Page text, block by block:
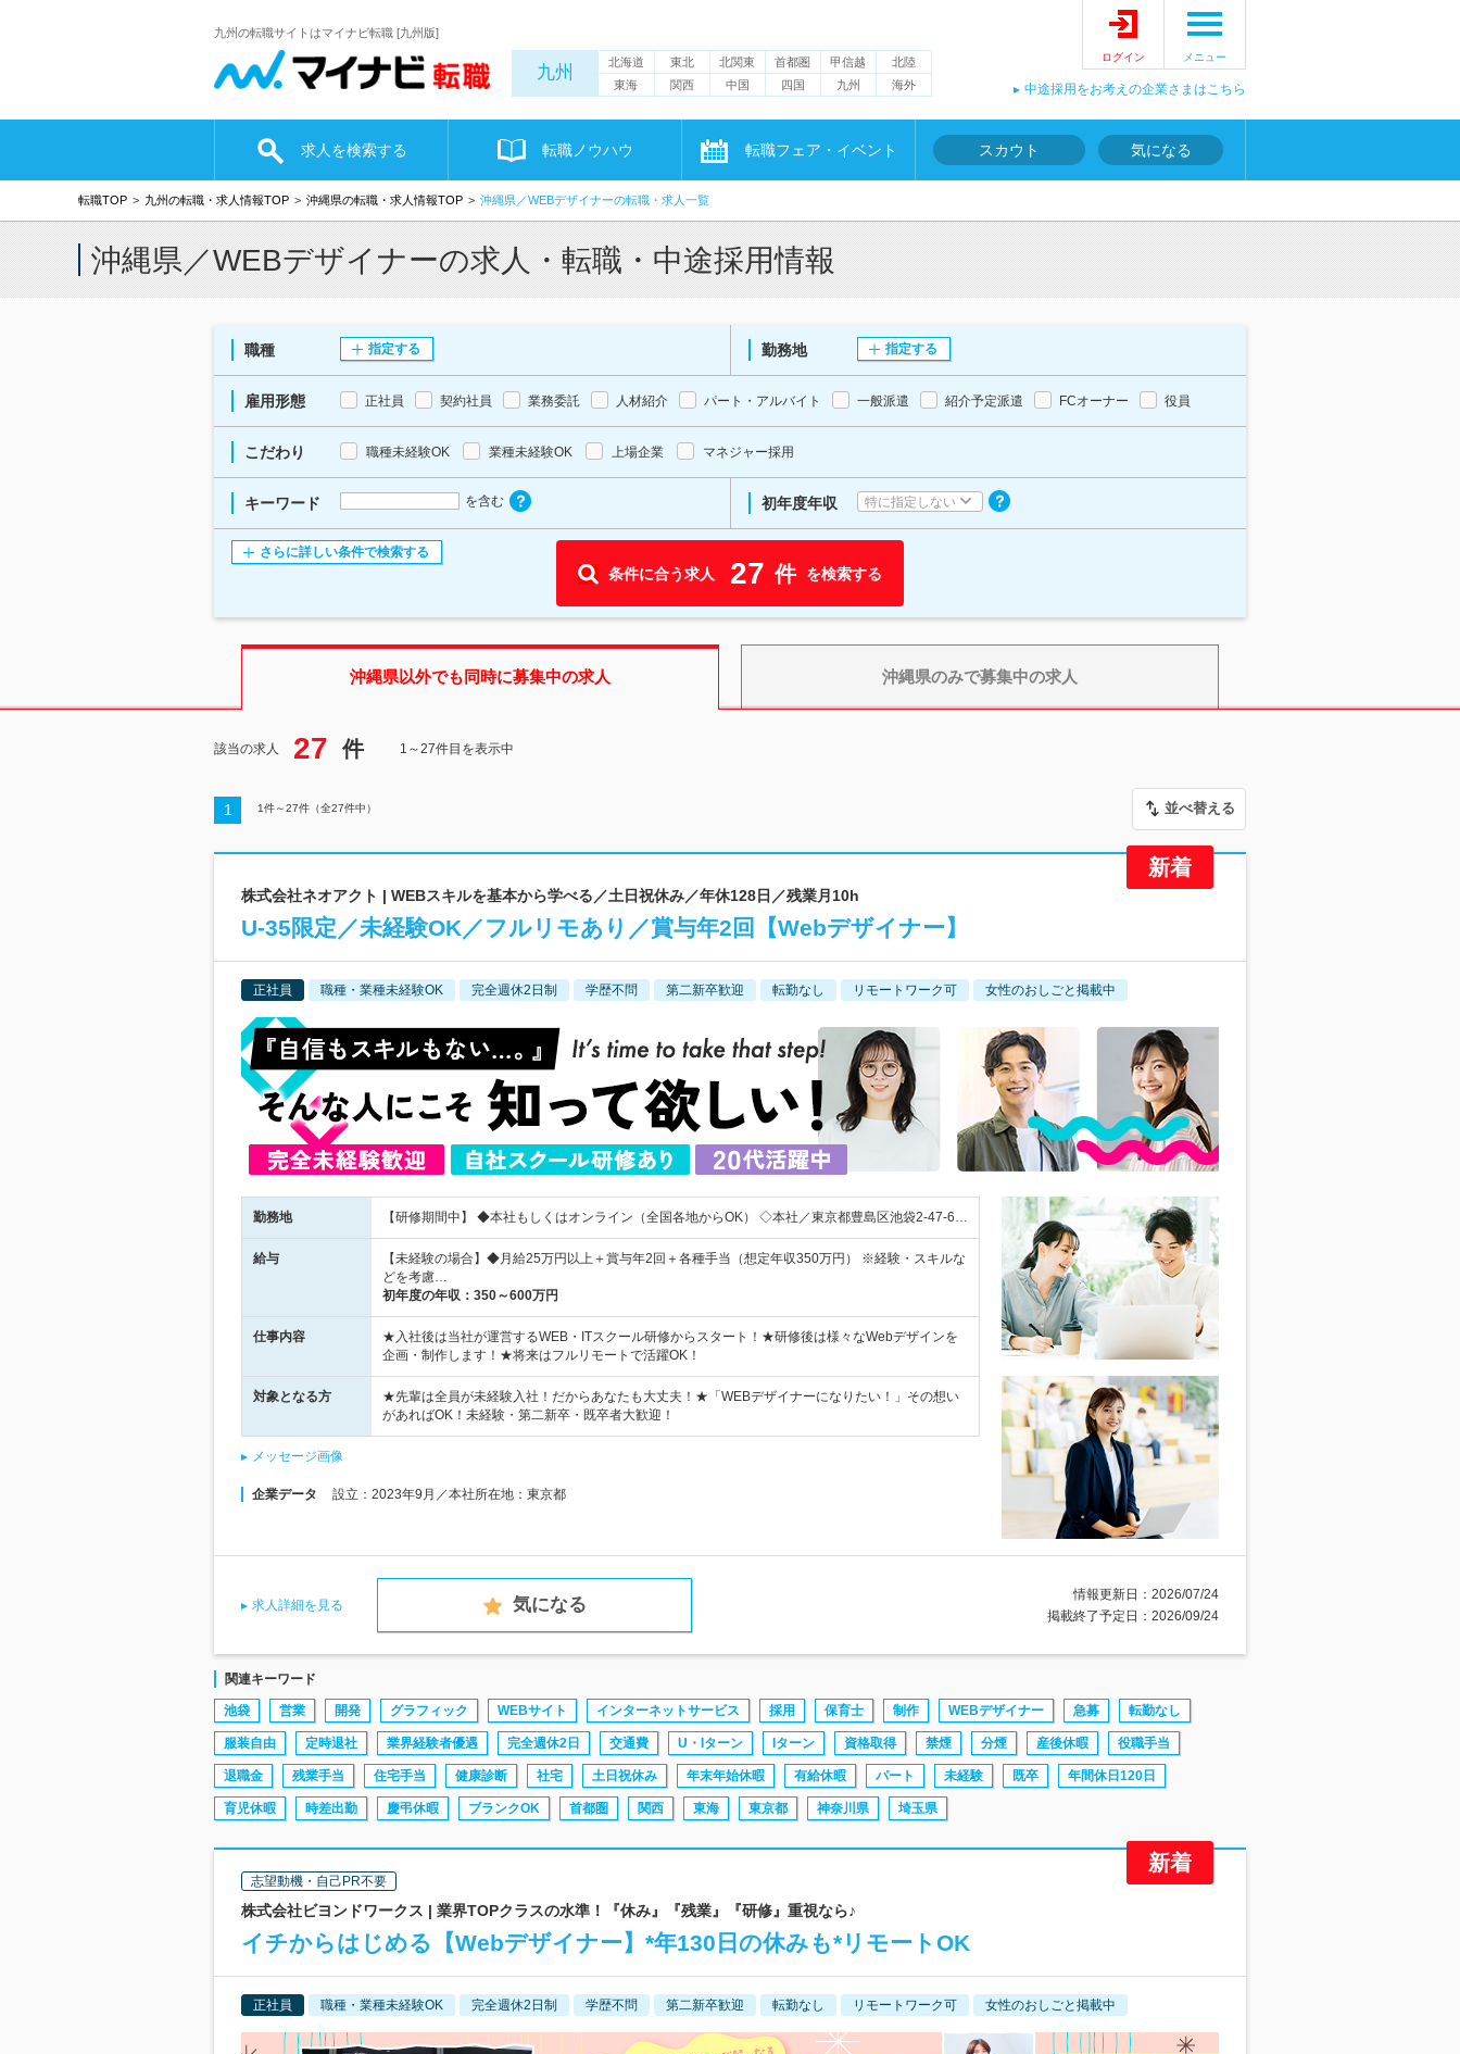
九州の転職サイトはマイナビ転職 [九州版]
九州 北海道 東北 北関東 首都圏 甲信越
北陸
東海
関西 中国 四国 九州 海外
ログイン メニュー
中途採用をお考えの企業さまはこちら
求人を検索する 転職ノウハウ 転職フェア・イベント スカウト 気になる
転職TOP 九州の転職・求人情報TOP 沖縄県の転職・求人情報TOP 沖縄県／WEBデザイナーの転職・求人一覧
沖縄県／WEBデザイナーの求人・転職・中途採用情報
職種 指定する 勤務地 指定する
雇用形態 正社員 契約社員 業務委託 人材紹介 パート・アルバイト 一般派遣 紹介予定派遣 FCオーナー 役員
こだわり 職種未経験OK 業種未経験OK 上場企業 マネジャー採用
キーワード を含む 初年度年収 特に指定しない
さらに詳しい条件で検索する
条件に合う求人 27 件 を検索する
沖縄県以外でも同時に募集中の求人 沖縄県のみで募集中の求人
該当の求人 27 件 1～27件目を表示中
1 1件～27件（全27件中） 並べ替える
株式会社ネオアクト | WEBスキルを基本から学べる／土日祝休み／年休128日／残業月10h
U-35限定／未経験OK／フルリモあり／賞与年2回【Webデザイナー】
正社員 職種・業種未経験OK 完全週休2日制 学歴不問 第二新卒歓迎 転勤なし リモートワーク可 女性のおしごと掲載中
勤務地 【研修期間中】 ◆本社もしくはオンライン（全国各地からOK） ◇本社／東京都豊島区池袋2-47-6…
給与
【未経験の場合】◆月給25万円以上＋賞与年2回＋各種手当（想定年収350万円） ※経験・スキルな
どを考慮…
初年度の年収： 350～600万円
仕事内容
★入社後は当社が運営するWEB・ITスクール研修からスタート！★研修後は様々なWebデザインを
企画・制作します！★将来はフルリモートで活躍OK！
対象となる方
★先輩は全員が未経験入社！だからあなたも大丈夫！★「WEBデザイナーになりたい！」その想い
があればOK！未経験・第二新卒・既卒者大歓迎！
メッセージ画像
企業データ 設立：2023年9月／本社所在地：東京都
求人詳細を見る 気になる
情報更新日：2026/07/24
掲載終了予定日：2026/09/24
関連キーワード
池袋 営業 開発 グラフィック WEBサイト インターネットサービス 採用 保育士 制作 WEBデザイナー 急募 転勤なし
服装自由 定時退社 業界経験者優遇 完全週休2日 交通費 U・Iターン Iターン 資格取得 禁煙 分煙 産後休暇 役職手当
退職金 残業手当 住宅手当 健康診断 社宅 土日祝休み 年末年始休暇 有給休暇 パート 未経験 既卒 年間休日120日
育児休暇 時差出勤 慶弔休暇 ブランクOK 首都圏 関西 東海 東京都 神奈川県 埼玉県
志望動機・自己PR不要
株式会社ビヨンドワークス | 業界TOPクラスの水準！『休み』『残業』『研修』重視なら♪
イチからはじめる【Webデザイナー】*年130日の休みも*リモートOK
正社員 職種・業種未経験OK 完全週休2日制 学歴不問 第二新卒歓迎 転勤なし リモートワーク可 女性のおしごと掲載中